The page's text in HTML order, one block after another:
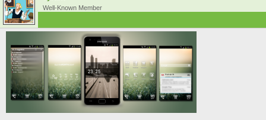
Well-Known Member